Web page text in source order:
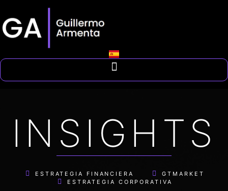
INSIGHTS
ESTRATEGIA FINANCIERA
GTMARKET
ESTRATEGIA CORPORATIVA